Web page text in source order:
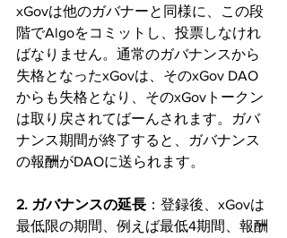
xGovは他のガバナーと同様に、この段
階でAlgoをコミットし、投票しなけれ
ばなりません。通常のガバナンスから
失格となったxGovは、そのxGov DAO
からも失格となり、そのxGovトークン
は取り戻されてばーんされます。ガバ
ナンス期間が終了すると、ガバナンス
の報酬がDAOに送られます。
2. ガバナンスの延長 ：登録後、xGovは
最低限の期間、例えば最低4期間、報酬